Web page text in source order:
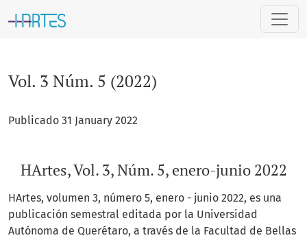
Vol. 3 Núm. 5 (2022)
Publicado 31 January 2022
HArtes, Vol. 3, Núm. 5, enero-junio 2022
HArtes, volumen 3, número 5, enero - junio 2022, es una
publicación semestral editada por la Universidad
Autónoma de Querétaro, a través de la Facultad de Bellas